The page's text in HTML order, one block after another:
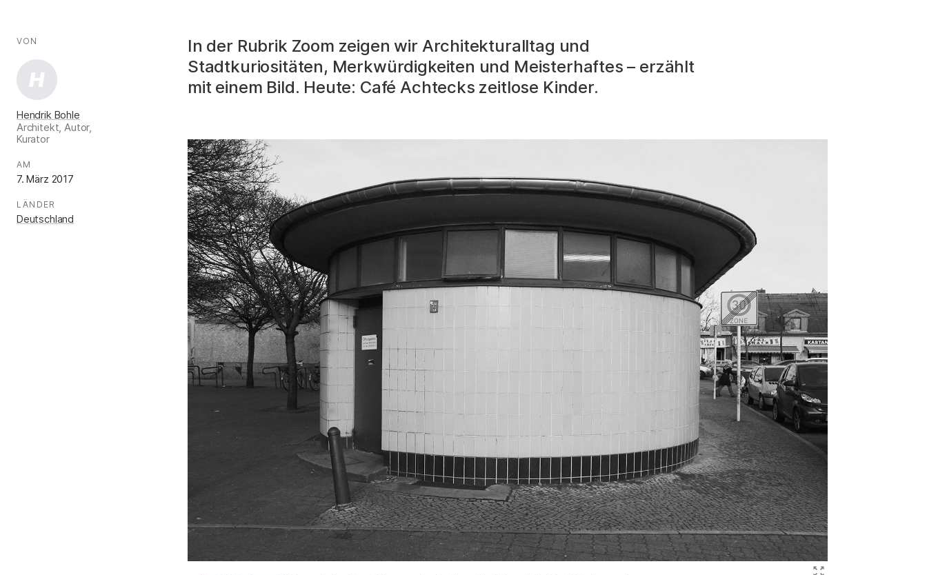
In der Rubrik Zoom zeigen wir Architekturalltag und
Stadtkuriositäten, Merkwürdigkeiten und Meisterhaftes – erzählt
mit einem Bild. Heute: Café Achtecks zeitlose Kinder.
Fakten
VON
H
Hendrik Bohle
Architekt, Autor,
Kurator
AM
7. März 2017
LÄNDER
Deutschland